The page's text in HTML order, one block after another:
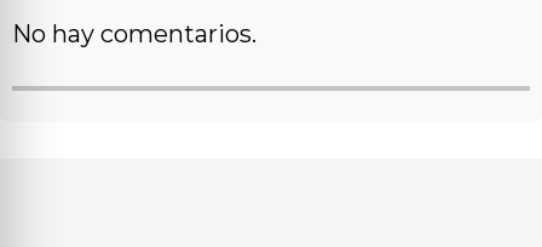
No hay comentarios.